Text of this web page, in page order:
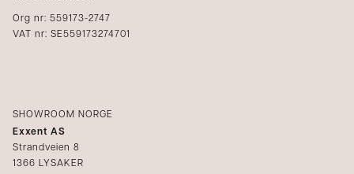
Org nr: 559173-2747
VAT nr: SE559173274701
SHOWROOM NORGE
Exxent AS
Strandveien 8
1366 LYSAKER